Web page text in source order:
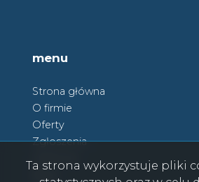
menu
Strona główna
O firmie
Oferty
Zgłoszenia
Ta strona wykorzystuje pliki